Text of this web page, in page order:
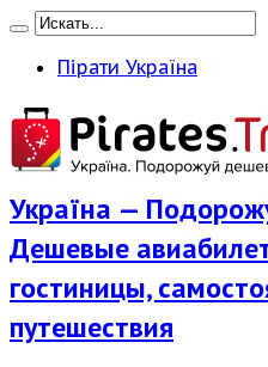
Пірати Україна
Україна —
Дешевые
гостиницы,
путешествия